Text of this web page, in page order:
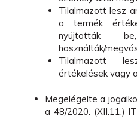
Tilalmazott lesz
a termék
nyújtották
használták/
Tilalmazott
értékelések vagy
Megelégelte a
a 48/2020. (XII.11.)